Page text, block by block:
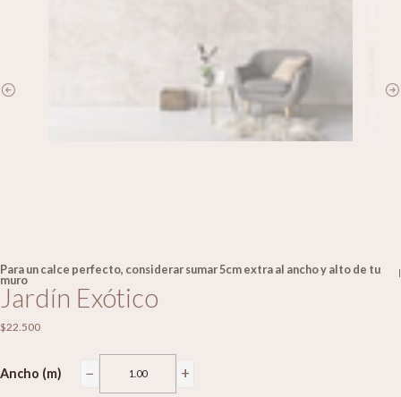
Para un calce perfecto, considerar sumar 5cm extra al ancho y alto de tu
muro
|
Jardín Exótico
$22.500
Ancho (m) − +